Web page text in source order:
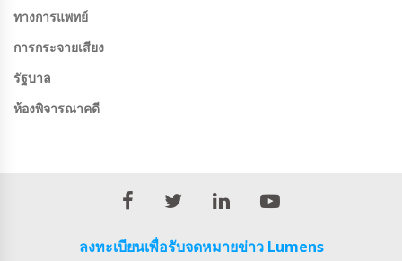
ทางการแพทย์
การกระจายเสียง
รัฐบาล
ห้องพิจารณาคดี
ลงทะเบียนเพื่อรับจดหมายข่าว Lumens